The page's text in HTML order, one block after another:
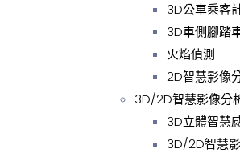
3D公車乘客
3D車側腳踏
火焰偵測
2D智慧影像
3D/2D智慧影像分
3D立體智慧
3D/2D智慧